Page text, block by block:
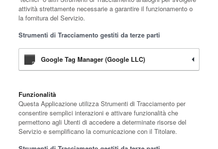
attività strettamente necessarie a garantire il funzionamento o
la fornitura del Servizio.
Strumenti di Tracciamento gestiti da terze parti
Google Tag Manager (Google LLC)
Funzionalità
Questa Applicazione utilizza Strumenti di Tracciamento per
consentire semplici interazioni e attivare funzionalità che
permettono agli Utenti di accedere a determinate risorse del
Servizio e semplificano la comunicazione con il Titolare.